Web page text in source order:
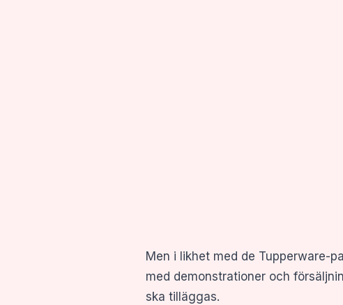
Men i likhet med de Tupperware-
med demonstrationer och
ska tilläggas.